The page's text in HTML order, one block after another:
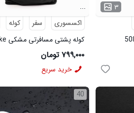
۳
...
اکسسوری
سفر کوله
50693
۷۹۹,۰۰۰ تومان
خرید سریع
40